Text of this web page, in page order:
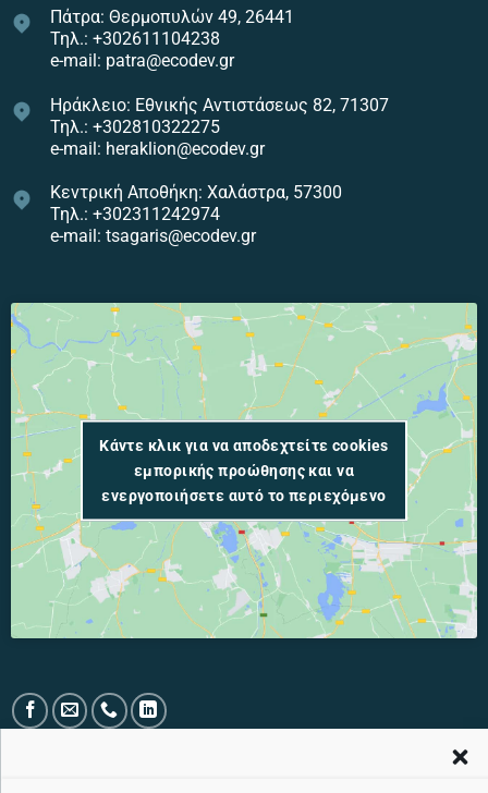
Πάτρα: Θερμοπυλών 49, 26441
Τηλ.: +302611104238
e-mail: patra@ecodev.gr
Ηράκλειο: Εθνικής Αντιστάσεως 82, 71307
Τηλ.: +302810322275
e-mail: heraklion@ecodev.gr
Κεντρική Αποθήκη: Χαλάστρα, 57300
Τηλ.: +302311242974
e-mail: tsagaris@ecodev.gr
Κάντε κλικ για να αποδεχτείτε cookies
εμπορικής προώθησης και να
ενεργοποιήσετε αυτό το περιεχόμενο